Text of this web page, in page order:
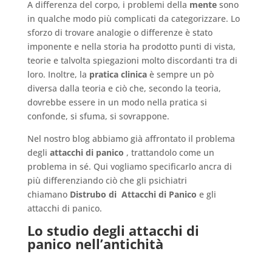
A differenza del corpo, i problemi della mentesono
in qualche modo più complicati da categorizzare. Lo
sforzo di trovare analogie o differenze è stato
imponente e nella storia ha prodotto punti di vista,
teorie e talvolta spiegazioni molto discordanti tra di
loro. Inoltre, la pratica clinicaè sempre un pò
diversa dalla teoria e ciò che, secondo la teoria,
dovrebbe essere in un modo nella pratica si
confonde, si sfuma, si sovrappone.
Nel nostro blog abbiamo già affrontato il problema
degli attacchi di panico , trattandolo come un
problema in sé. Qui vogliamo specificarlo ancra di
più differenziando ciò che gli psichiatri
chiamano Distrubo di Attacchi di Panico e gli
attacchi di panico.
Lo studio degli attacchi di
panico nell’antichità